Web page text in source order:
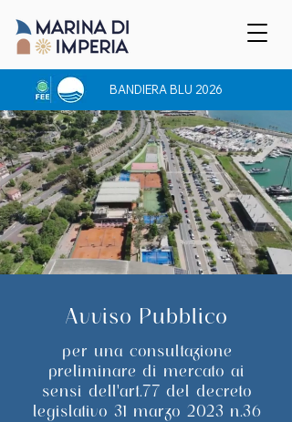
BANDIERA BLU 2026
Avviso Pubblico
per una consultazione
preliminare di mercato ai
sensi dell'art.77 del decreto
legislativo 31 marzo 2023 n.36